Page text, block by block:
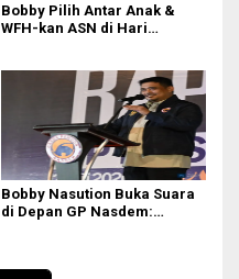
Bobby Pilih Antar Anak &
WFH-kan ASN di Hari
Bobby Nasution Buka Suara
di Depan GP Nasdem: